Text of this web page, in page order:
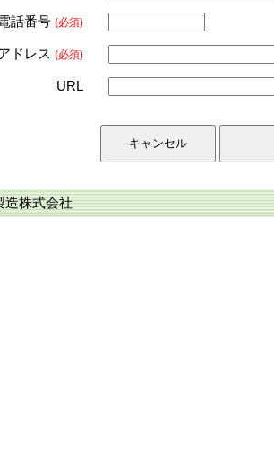
話番号 (必須)
ドレス (必須)
URL
造株式会社